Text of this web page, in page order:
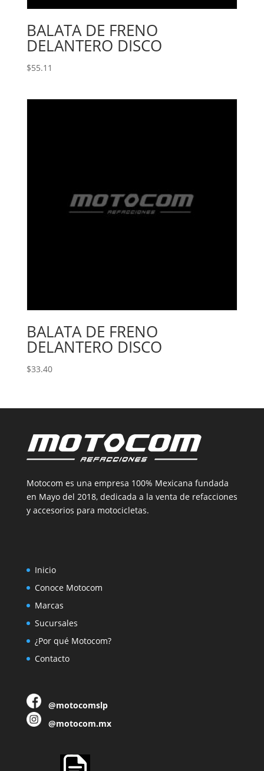
BALATA DE FRENO
DELANTERO DISCO
$55.11
BALATA DE FRENO
DELANTERO DISCO
$33.40
Motocom es una empresa 100% Mexicana fundada
en Mayo del 2018, dedicada a la venta de refacciones
y accesorios para motocicletas.
Inicio
Conoce Motocom
Marcas
Sucursales
¿Por qué Motocom?
Contacto
@motocomslp
@motocom.mx